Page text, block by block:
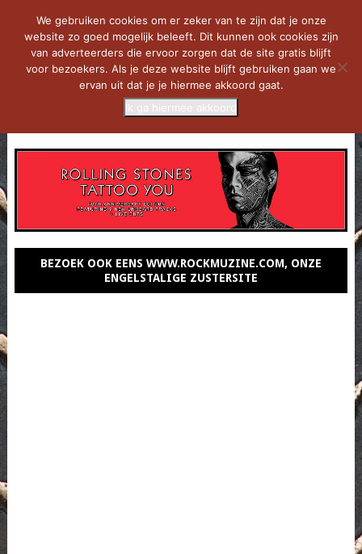
BEZOEK OOK EENS WWW.ROCKMUZINE.COM, ONZE
ENGELSTALIGE ZUSTERSITE
We gebruiken cookies om er zeker van te zijn dat je onze
website zo goed mogelijk beleeft. Dit kunnen ook cookies zijn
van adverteerders die ervoor zorgen dat de site gratis blijft
voor bezoekers. Als je deze website blijft gebruiken gaan we
ervan uit dat je je hiermee akkoord gaat.
Ik ga hiermee akkoord